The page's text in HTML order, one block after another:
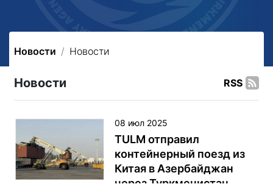
Новости Новости
Новости RSS
08 июл 2025
TULM отправил
контейнерный поезд из
Китая в Азербайджан